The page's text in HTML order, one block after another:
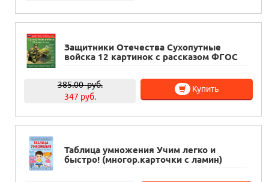
Защитники Отечества Сухопутные
войска 12 картинок с рассказом ФГОС
385.00руб.
347 руб.
Купить
Таблица умножения Учим легко и
быстро! (многор.карточки с ламин)